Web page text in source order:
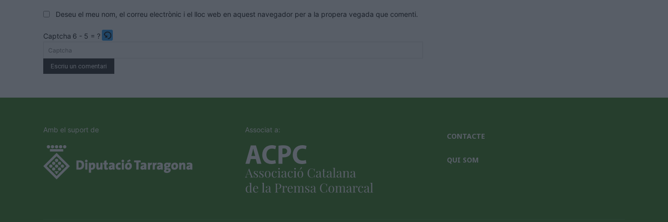
Deseu el meu nom, el correu electrònic i el lloc web en aquest navegador per a la propera vegada que comenti.
Captcha 6 - 5 = ?
Please
enter
the
to
verify
that
you
Amb el suport de Associat a:
CONTACTE
QUI SOM